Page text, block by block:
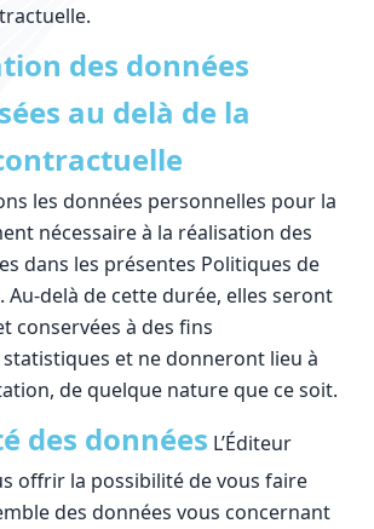
des données
au delà de la
les données personnelles pour la
nécessaire à la réalisation des
dans les présentes Politiques de
delà de cette durée, elles seront
conservées à des fins
et ne donneront lieu à
de quelque nature que ce soit.
des données L’Éditeur
offrir la possibilité de vous faire
des données vous concernant